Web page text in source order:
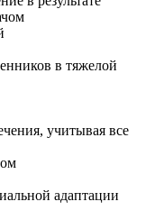
И тут
не выдержал бы.
что его
Очень
про возраст,
и так далее.
осмотрел,
со мной
доволен
по делу.
в тяжелой
учитывая все
адаптации